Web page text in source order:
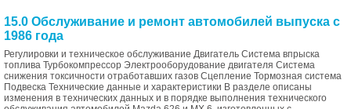
15.0 Обслуживание и ремонт автомобилей выпуска с
1986 года
Регулировки и техническое обслуживание Двигатель Система впрыска
топлива Турбокомпрессор Электрооборудование двигателя Система
снижения токсичности отработавших газов Сцепление Тормозная система
Подвеска Технические данные и характеристики В разделе описаны
изменения в технических данных и в порядке выполнения технического